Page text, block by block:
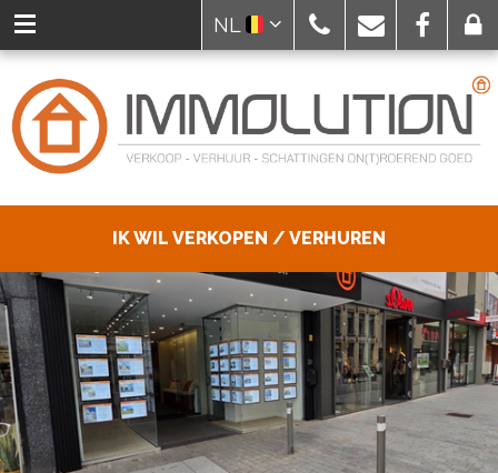
NL
IK WIL VERKOPEN / VERHUREN